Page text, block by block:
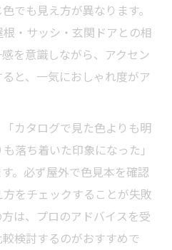
でも見え方が異なります。
・サッシ・玄関ドアとの相
を意識しながら、アクセン
と、一気におしゃれ度がア
カタログで見た色よりも明
落ち着いた印象になった」
。必ず屋外で色見本を確認
をチェックすることが失敗
は、プロのアドバイスを受
検討するのがおすすめで